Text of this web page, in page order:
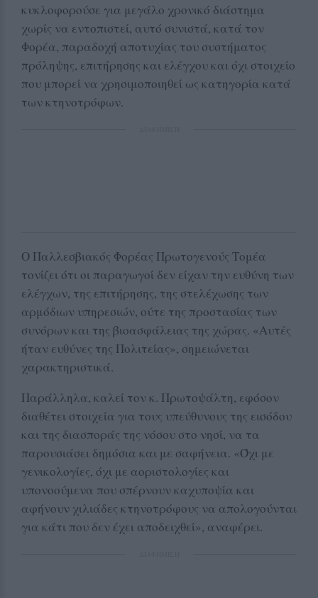
κυκλοφορούσε για μεγάλο χρονικό διάστημα
χωρίς να εντοπιστεί, αυτό συνιστά, κατά τον
Φορέα, παραδοχή αποτυχίας του συστήματος
πρόληψης, επιτήρησης και ελέγχου και όχι στοιχείο
που μπορεί να χρησιμοποιηθεί ως κατηγορία κατά
των κτηνοτρόφων.
Ο Παλλεσβιακός Φορέας Πρωτογενούς Τομέα
τονίζει ότι οι παραγωγοί δεν είχαν την ευθύνη των
ελέγχων, της επιτήρησης, της στελέχωσης των
αρμόδιων υπηρεσιών, ούτε της προστασίας των
συνόρων και της βιοασφάλειας της χώρας. «Αυτές
ήταν ευθύνες της Πολιτείας», σημειώνεται
χαρακτηριστικά.
Παράλληλα, καλεί τον κ. Πρωτοψάλτη, εφόσον
διαθέτει στοιχεία για τους υπεύθυνους της εισόδου
και της διασποράς της νόσου στο νησί, να τα
παρουσιάσει δημόσια και με σαφήνεια. «Όχι με
γενικολογίες, όχι με αοριστολογίες και
υπονοούμενα που σπέρνουν καχυποψία και
αφήνουν χιλιάδες κτηνοτρόφους να απολογούνται
για κάτι που δεν έχει αποδειχθεί», αναφέρει.